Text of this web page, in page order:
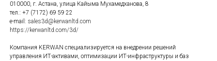
010000, г. Астана, улица Кайыма Мухамедханова, 8
тел.: +7 (7172) 69 59 22
e-mail: sales3d@kerwanltd.com
https://kerwanltd.com/3d/
Компания KERWAN специализируется на внедрении решений
управления ИТ-активами, оптимизации ИТ-инфраструктуры и баз